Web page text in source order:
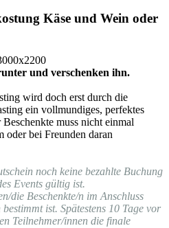
Käse und Wein oder
und verschenken ihn.
wird doch erst durch die
ein vollmundiges, perfektes
muss nicht einmal
oder bei Freunden daran
noch keine bezahlte Buchung
Events gültig ist.
die Beschenkte/n im Anschluss
ist. Spätestens 10 Tage vor
Teilnehmer/innen die finale